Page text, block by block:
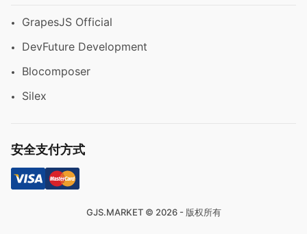
GrapesJS Official
DevFuture Development
Blocomposer
Silex
安全支付方式
GJS.MARKET © 2026 - 版权所有